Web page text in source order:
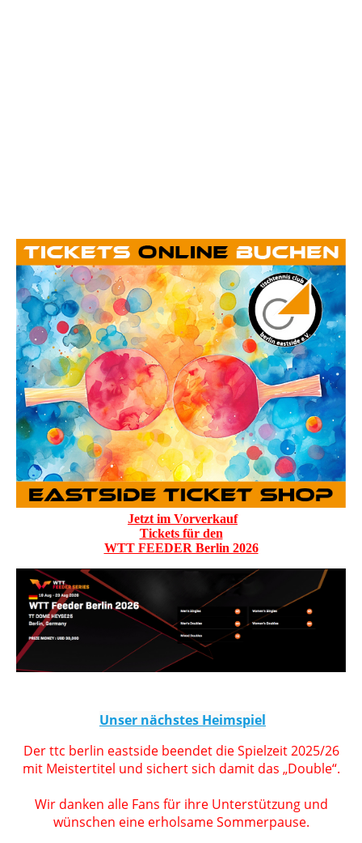
Jetzt im Vorverkauf
Tickets für den
WTT FEEDER Berlin 2026
Unser nächstes Heimspiel
Der ttc berlin eastside beendet die Spielzeit 2025/26
mit Meistertitel und sichert sich damit das „Double“.
Wir danken alle Fans für ihre Unterstützung und
wünschen eine erholsame Sommerpause.